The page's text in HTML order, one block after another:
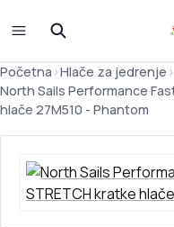
Početna >Hlače za jedrenje >
North Sails Performance
hlače 27M510 - Phantom